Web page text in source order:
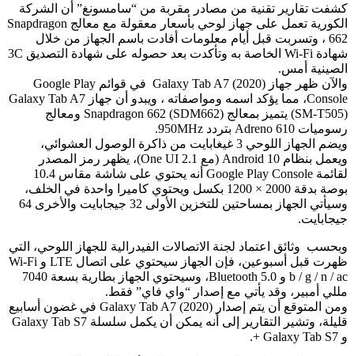
كشفت تقارير تقنية من مصادر مقربة من “سامسونغ” أن الشركة
الكورية تعمل على جهاز لوحي بأسعار معقولة مع معالج Snapdragon
662 ، وتسربت قبل أيام معلومات أفادت باسم الجهاز من خلال
شهادة Wi-Fi الخاصة به وتأكدت بعد حصوله على شهادة التصديق 3C
الصينية أمس.
والآن ظهر جهاز Galaxy Tab A7 (2020) في قوائم Google Play
Console، مما يؤكد اسمه ومواصفاته ، ويبدو أن جهاز Galaxy Tab A7
(SM-T505) يتميز بمعالج Snapdragon 662 (SDM662) ومعالج
رسوميات Adreno 610 بتردد 950MHz.
ويضم الجهاز اللوحي 3 غيغابايت من ذاكرة الوصول العشوائي،
ويعمل بنظام Android 10 (مع One UI 2.1)، يظهر رمز المصدر
لقائمة Google Play Console أنه يحتوي على شاشة مقاس 10.4
بوصة بدقة 2000 × 1200 بكسل ويحتوي كاميرا واحدة في الخلف،
وسيأتي الجهاز بمساحتين للتخزين الأولى 32 جيجابايت والأخرى 64
جيجابايت.
وبحسب وثائق اعتماد لجنة الاتصالات الفيدرالية للجهاز اللوحي، التي
ظهرت قبل أسبوعين، فإن الجهاز سيحتوي على اتصال LTE و Wi-Fi
b / g / n / ac و Bluetooth 5.0، وسيحتوي الجهاز بطارية بسعة 7040
مللي أمبير، وقد يأتي مع إصدار “واي فاي” فقط.
ومن المتوقع أن يتم إصدار Galaxy Tab A7 (2020) في غضون أسابيع
قليلة، وتشير التقارير إلى أنه يمكن أن يكمل سلسلة Galaxy Tab S7
و Galaxy Tab S7 +.